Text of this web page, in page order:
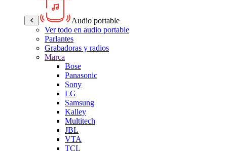
Audio portable
Ver todo en audio portable
Parlantes
Grabadoras y radios
Marca
Bose
Panasonic
Sony
LG
Samsung
Kalley
Multitech
JBL
VTA
TCL